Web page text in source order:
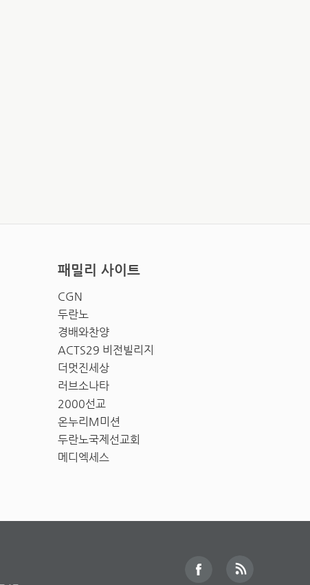
패밀리 사이트
CGN
두란노
경배와찬양
ACTS29 비전빌리지
더멋진세상
러브소나타
2000선교
온누리M미션
두란노국제선교회
메디엑세스